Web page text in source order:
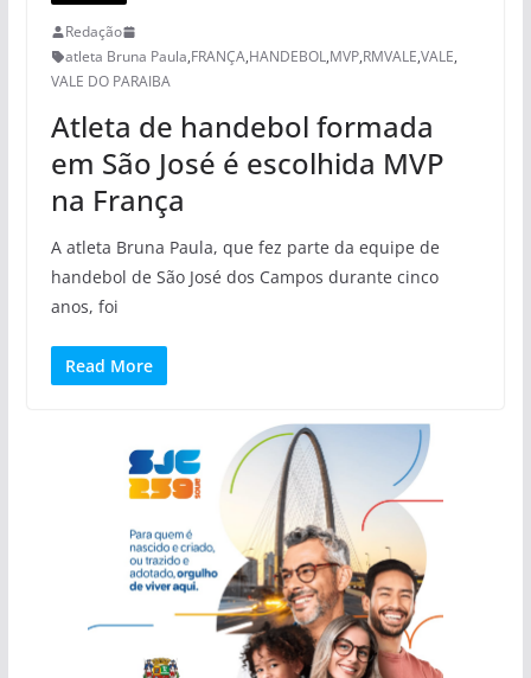
Redação
atleta Bruna Paula,FRANÇA,HANDEBOL,MVP,RMVALE,VALE,
VALE DO PARAIBA
Atleta de handebol formada
em São José é escolhida MVP
na França
A atleta Bruna Paula, que fez parte da equipe de
handebol de São José dos Campos durante cinco
anos, foi
Read More